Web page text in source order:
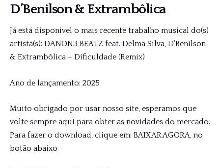
D’Benilson & Extrambôlica
Já está disponivel o mais recente trabalho musical do(s)
artista(s): DANON3 BEATZ feat. Delma Silva, D’Benilson
& Extrambôlica – Dificuldade (Remix)
Ano de lançamento: 2025
Muito obrigado por usar nosso site, esperamos que
volte sempre aqui para obter as novidades do mercado.
Para fazer o download, clique em: BAIXAR AGORA, no
botão abaixo